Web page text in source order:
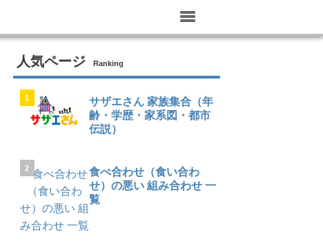
人気ページ Ranking
1
サザエさん 家族集合（年
齢・学歴・家系図・都市
伝説）
2
食べ合わせ（食い合わ
せ）の悪い 組み合わせ 一
覧